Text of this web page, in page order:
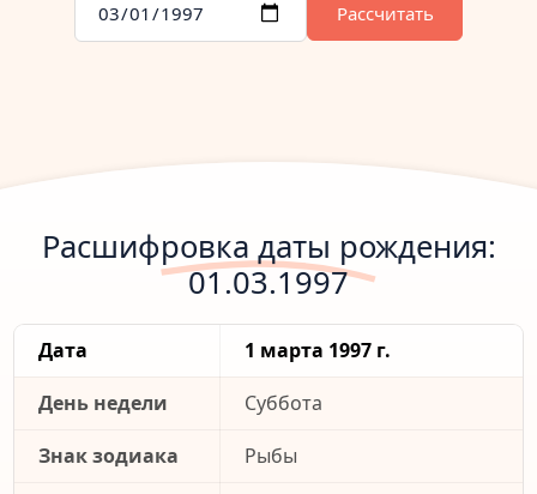
Рассчитать
Расшифровка даты рождения:
01.03.1997
Дата
1 марта 1997 г.
День недели
Суббота
Знак зодиака
Рыбы